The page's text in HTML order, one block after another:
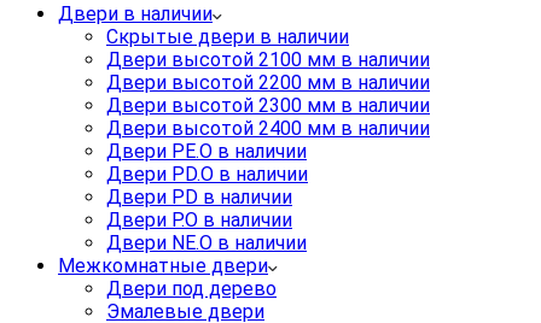
Двери в наличии
Скрытые двери в наличии
Двери высотой 2100 мм в наличии
Двери высотой 2200 мм в наличии
Двери высотой 2300 мм в наличии
Двери высотой 2400 мм в наличии
Двери PE.O в наличии
Двери PD.O в наличии
Двери PD в наличии
Двери P.O в наличии
Двери NE.O в наличии
Межкомнатные двери
Двери под дерево
Эмалевые двери